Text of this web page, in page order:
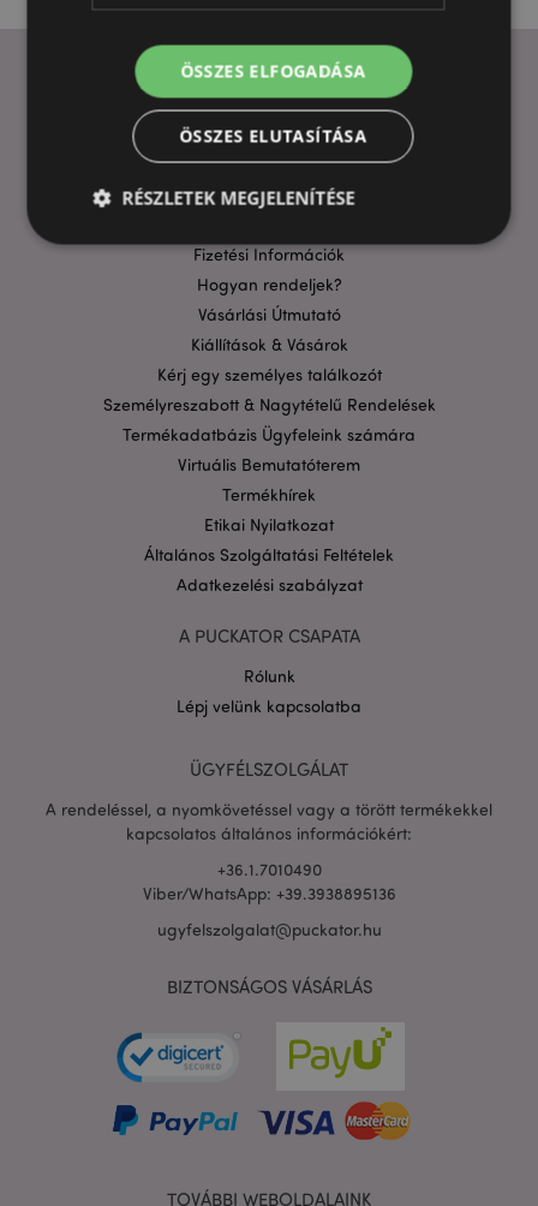
HASZNOS LINKEK
GYIK
Szállítási költségek
Fizetési Információk
Hogyan rendeljek?
Vásárlási Útmutató
Kiállítások & Vásárok
Kérj egy személyes találkozót
Személyreszabott & Nagytételű Rendelések
Termékadatbázis Ügyfeleink számára
Virtuális Bemutatóterem
Termékhírek
Etikai Nyilatkozat
Általános Szolgáltatási Feltételek
Adatkezelési szabályzat
A PUCKATOR CSAPATA
Rólunk
Lépj velünk kapcsolatba
ÜGYFÉLSZOLGÁLAT
A rendeléssel, a nyomkövetéssel vagy a törött termékekkel
kapcsolatos általános információkért:
+36.1.7010490
Viber/WhatsApp: +39.3938895136
ugyfelszolgalat@puckator.hu
BIZTONSÁGOS VÁSÁRLÁS
TOVÁBBI WEBOLDALAINK
ÖSSZES ELFOGADÁSA
ÖSSZES ELUTASÍTÁSA
RÉSZLETEK MEGJELENÍTÉSE
Elengedhetetlenül szükséges
Funkcionalitás
A weboldal működéséhez feltétlenül szükséges sütik
lehetővé teszik a webhely alapvető funkcióit,
például a felhasználói bejelentkezést és a
fiókkezelést. A weboldal nem használható
megfelelően a feltétlenül szükséges sütik nélkül.
.puckator.hu
X-Magento-Vary
Google
adatvédelmi szabályzatát